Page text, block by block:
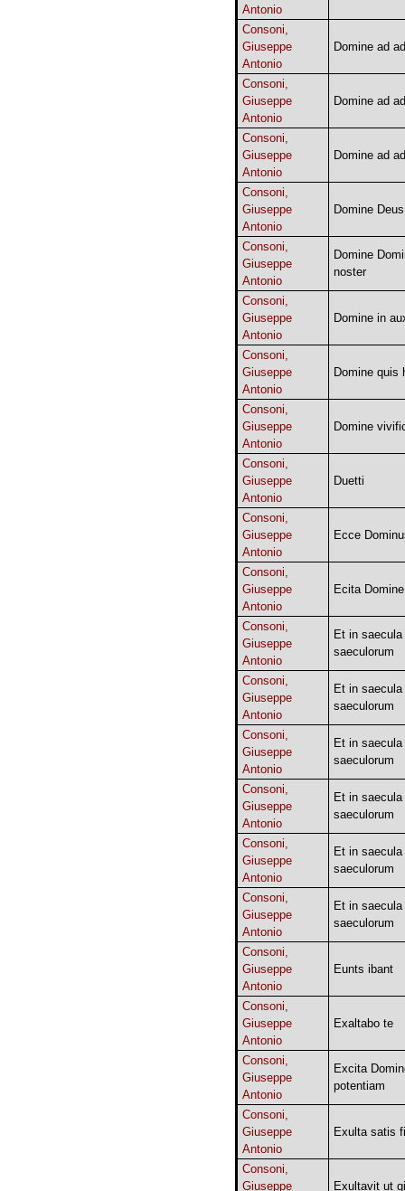
Antonio
Consoni,
Giuseppe
Antonio
Domine ad
Consoni,
Giuseppe
Antonio
Domine ad
Consoni,
Giuseppe
Antonio
Domine ad
Consoni,
Giuseppe
Antonio
Domine Deus
Consoni,
Giuseppe
Antonio
Domine
noster
Consoni,
Giuseppe
Antonio
Domine in
Consoni,
Giuseppe
Antonio
Domine quis
Consoni,
Giuseppe
Antonio
Domine
Consoni,
Giuseppe
Antonio
Duetti
Consoni,
Giuseppe
Antonio
Ecce
Consoni,
Giuseppe
Antonio
Ecita Domine
Consoni,
Giuseppe
Antonio
Et in saecula
saeculorum
Consoni,
Giuseppe
Antonio
Et in saecula
saeculorum
Consoni,
Giuseppe
Antonio
Et in saecula
saeculorum
Consoni,
Giuseppe
Antonio
Et in saecula
saeculorum
Consoni,
Giuseppe
Antonio
Et in saecula
saeculorum
Consoni,
Giuseppe
Antonio
Et in saecula
saeculorum
Consoni,
Giuseppe
Antonio
Eunts ibant
Consoni,
Giuseppe
Antonio
Exaltabo te
Consoni,
Giuseppe
Antonio
Excita
potentiam
Consoni,
Giuseppe
Antonio
Exulta satis
Consoni,
Giuseppe
Exultavit ut